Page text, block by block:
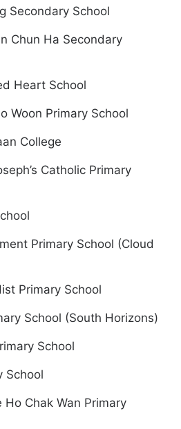
Secondary School
Chun Ha Secondary
Heart School
Woon Primary School
College
Catholic Primary
Primary School (Cloud
Primary School
School (South Horizons)
School
School
Ho Chak Wan Primary